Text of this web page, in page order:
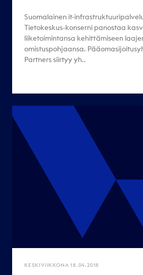
Suomalainen it-
Tietokeskus-konserni panostaa
liiketoimintansa kehittämiseen
omistuspohjaansa.
Partners siirtyy yh..
KESKIVIIKKONA 18.04.2018